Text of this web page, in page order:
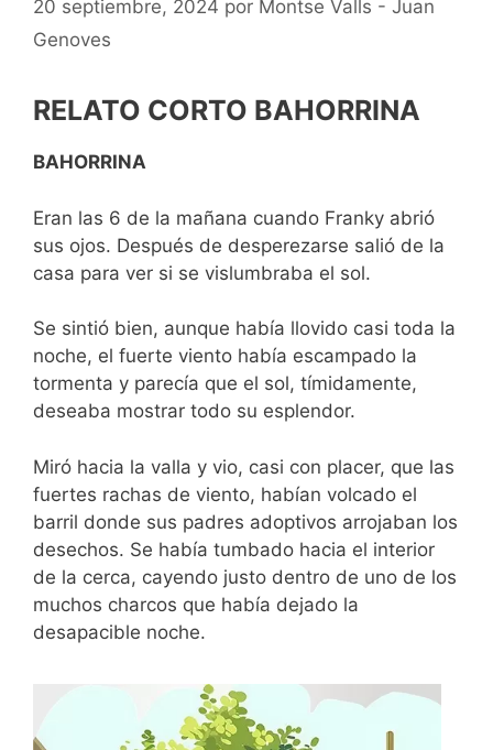
20 septiembre, 2024 por Montse Valls - Juan
Genoves
RELATO CORTO BAHORRINA
BAHORRINA
Eran las 6 de la mañana cuando Franky abrió
sus ojos. Después de desperezarse salió de la
casa para ver si se vislumbraba el sol.
Se sintió bien, aunque había llovido casi toda la
noche, el fuerte viento había escampado la
tormenta y parecía que el sol, tímidamente,
deseaba mostrar todo su esplendor.
Miró hacia la valla y vio, casi con placer, que las
fuertes rachas de viento, habían volcado el
barril donde sus padres adoptivos arrojaban los
desechos. Se había tumbado hacia el interior
de la cerca, cayendo justo dentro de uno de los
muchos charcos que había dejado la
desapacible noche.